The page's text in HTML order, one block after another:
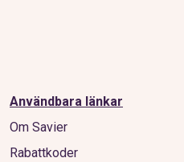
Användbara länkar
Om Savier
Rabattkoder